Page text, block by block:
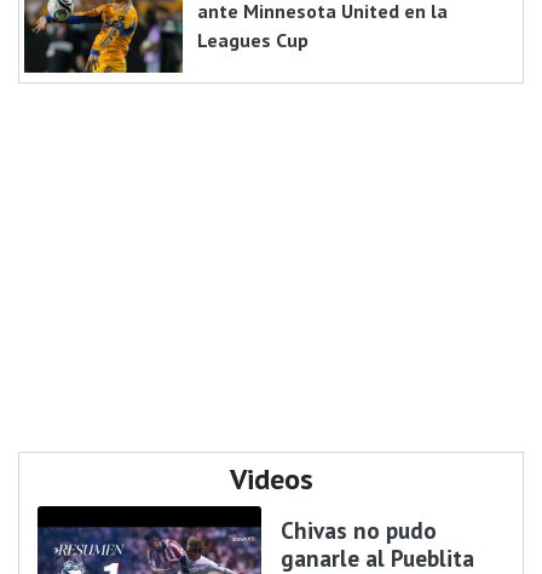
ante Minnesota United en la
Leagues Cup
Videos
Chivas no pudo
ganarle al Pueblita